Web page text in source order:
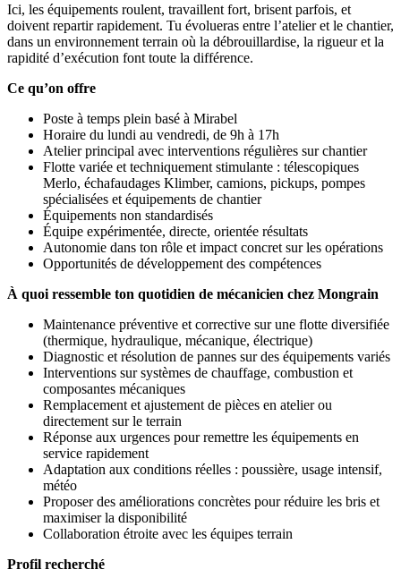
Ici, les équipements roulent, travaillent fort, brisent parfois, et
doivent repartir rapidement. Tu évolueras entre l’atelier et le chantier,
dans un environnement terrain où la débrouillardise, la rigueur et la
rapidité d’exécution font toute la différence.
Ce qu’on offre
Poste à temps plein basé à Mirabel
Horaire du lundi au vendredi, de 9h à 17h
Atelier principal avec interventions régulières sur chantier
Flotte variée et techniquement stimulante : télescopiques
Merlo, échafaudages Klimber, camions, pickups, pompes
spécialisées et équipements de chantier
Équipements non standardisés
Équipe expérimentée, directe, orientée résultats
Autonomie dans ton rôle et impact concret sur les opérations
Opportunités de développement des compétences
À quoi ressemble ton quotidien de mécanicien chez Mongrain
Maintenance préventive et corrective sur une flotte diversifiée
(thermique, hydraulique, mécanique, électrique)
Diagnostic et résolution de pannes sur des équipements variés
Interventions sur systèmes de chauffage, combustion et
composantes mécaniques
Remplacement et ajustement de pièces en atelier ou
directement sur le terrain
Réponse aux urgences pour remettre les équipements en
service rapidement
Adaptation aux conditions réelles : poussière, usage intensif,
météo
Proposer des améliorations concrètes pour réduire les bris et
maximiser la disponibilité
Collaboration étroite avec les équipes terrain
Profil recherché